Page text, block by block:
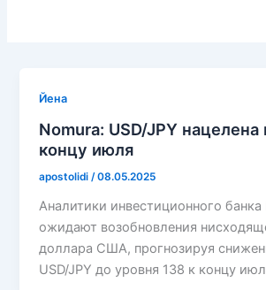
Йена
Nomura: USD/JPY нацелена
концу июля
apostolidi /08.05.2025
Аналитики инвестиционного
ожидают возобновления
доллара США, прогнозируя
USD/JPY до уровня 138 к концу